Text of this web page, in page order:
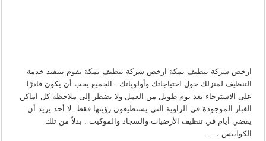
ارخص شركة تنظيف بمكة ارخص شركة تنطيف بمكة نقوم بتنفيذ خدمة
التنظيف لمنزلك حول احتياجاتك وأولوياتك . الجميع يحب أن يكون قادرًا
على الاسترخاء بعد يوم طويل من العمل ولا يضطر إلى ملاحظة كل اماكن
الغبار الموجودة في الزاوية التي يستطيعون رؤيتها فقط. لا أحد يريد أن
يقضي أيام في تنظيف الأرضيات والسجاد والموكيت . بدلاً من تلك
الكوابيس ، …